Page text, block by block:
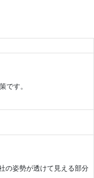
です。
の姿勢が透けて見える部分